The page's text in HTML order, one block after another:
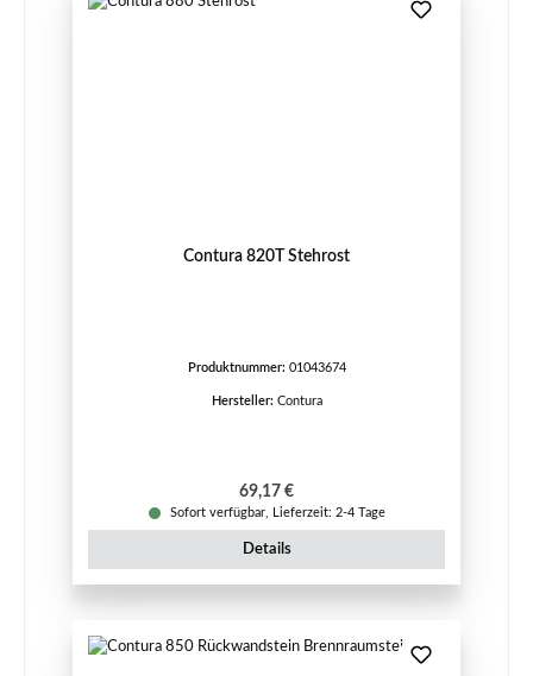
Contura 820T Stehrost
Produktnummer: 01043674
Hersteller: Contura
Regulärer Preis:
69,17 €
Sofort verfügbar, Lieferzeit: 2-4 Tage
Details